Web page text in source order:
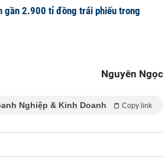
gần 2.900 tỉ đồng trái phiếu trong
Nguyên Ngọc
Nghiệp & Kinh Doanh Copy link